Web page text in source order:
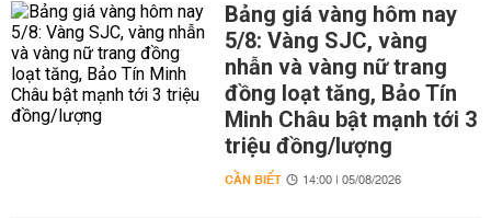
Bảng giá vàng hôm nay
5/8: Vàng SJC, vàng
nhẫn và vàng nữ trang
đồng loạt tăng, Bảo Tín
Minh Châu bật mạnh tới 3
triệu đồng/lượng
CẦN BIẾT 14:00 | 05/08/2026